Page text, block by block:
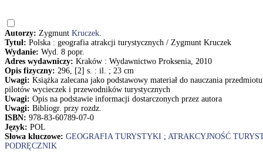
Autorzy: Zygmunt Kruczek.
Tytuł: Polska : geografia atrakcji turystycznych / Zygmunt Kruczek
Wydanie: Wyd. 8 popr.
Adres wydawniczy: Kraków : Wydawnictwo Proksenia, 2010
Opis fizyczny: 296, [2] s. : il. ; 23 cm
Uwagi: Książka zalecana jako podstawowy materiał do nauczania
pilotów wycieczek i przewodników turystycznych
Uwagi: Opis na podstawie informacji dostarczonych przez autora
Uwagi: Bibliogr. przy rozdz.
ISBN: 978-83-60789-07-0
Język: POL
Słowa kluczowe: GEOGRAFIA TURYSTYKI ; ATRAKCYJNOŚĆ
PODRĘCZNIK